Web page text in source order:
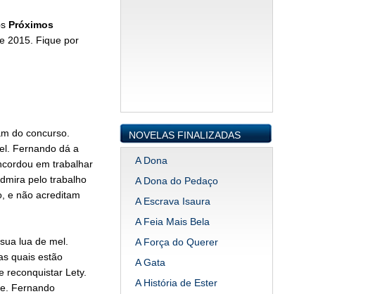
Próximos
2015. Fique por
do concurso.
Fernando dá a
em trabalhar
pelo trabalho
e não acreditam
lua de mel.
quais estão
reconquistar Lety.
Fernando
NOVELAS FINALIZADAS
A Dona
A Dona do Pedaço
A Escrava Isaura
A Feia Mais Bela
A Força do Querer
A Gata
A História de Ester